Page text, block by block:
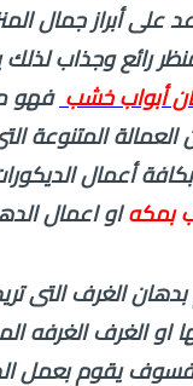
على أبراز جمال
رائع وجذاب
أبواب خشب فهو
المتنوعة
أعمال
بمكهاو اعمال
الغرف التى
او الغرف الغرفه
فسوف يقوم بعمل